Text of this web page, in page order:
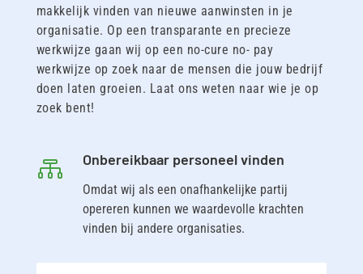
makkelijk vinden van nieuwe aanwinsten in je
organisatie. Op een transparante en precieze
werkwijze gaan wij op een no-cure no- pay
werkwijze op zoek naar de mensen die jouw bedrijf
doen laten groeien. Laat ons weten naar wie je op
zoek bent!
 Onbereikbaar personeel vinden
Omdat wij als een onafhankelijke partij
opereren kunnen we waardevolle krachten
vinden bij andere organisaties.